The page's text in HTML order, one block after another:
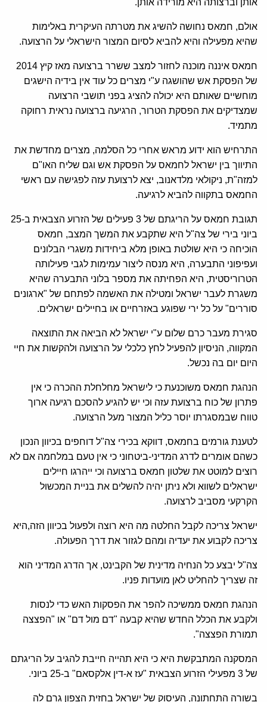
אותן וברצותה היא מורידה אותן.
אולם, חמאס נחושה להשיג את מטרתה העיקרית באלימות
שהיא מפעילה והיא להביא לסיום המצור הישראלי על הרצועה.
חמאס איננה מוכנה לחזור למצב ששרר ברצועה מאז קיץ 2014
של הפסקת אש שהושגה ע"י מצרים כל עוד אין בידיה הישגים
מוחשיים שאותם היא יכולה להציג בפני תושבי הרצועה
שמצדיקים את הפסקת הטרור, הרגיעה ברצועה נראית רחוקה
מתמיד.
התרחיש הוא ידוע מראש אחרי כל הסלמה, מצרים מחדשת את
התיווך בין ישראל לחמאס על הפסקת אש וגם שליח האו"ם
למזה"ת, ניקולאי מלדאנוב, יצא לרצועת עזה לפגישה עם ראשי
החמאס בתקווה להביא לרגיעה.
תגובת חמאס על הריגתם של 3 פעילים של הזרוע הצבאית ב-25
ביוני בירי של צה"ל היא שתקבע את המשך המצב, חמאס
הוכיחה כי היא שולטת באופן מלא ביחידות משגרי הבלונים
ועפיפוני התבערה, היא מנסה ליצור עמימות לגבי פעילותה
הטרוריסטית, היא הפחיתה את מספר בלוני התבערה שהיא
משגרת לעבר ישראל ומטילה את האשמה לפתחם של "ארגונים
סוררים" על כל ירי שפוגע באזרחיים או בחיילים ישראלים.
סגירת מעבר כרם שלום ע"י ישראל לא הביאה את התוצאה
המקווה, הניסיון להפעיל לחץ כלכלי על הרצועה ולהקשות את חיי
היום יום בה נכשל.
הנהגת חמאס משוכנעת כי לישראל מחלחלת ההכרה כי אין
פתרון של כוח ברצועת עזה וכי יש להגיע להסכם רגיעה ארוך
טווח שבמסגרתו יוסר כליל המצור מעל הרצועה.
לטענת גורמים בחמאס, דווקא בכירי צה"ל דוחפים בכיוון הנכון
כשהם אומרים לדרג המדיני-ביטחוני כי אין טעם במלחמה אם לא
רוצים למוטט את שלטון חמאס ברצועה וכי ייהרגו חיילים
ישראלים לשווא ולא ניתן יהיה להשלים את בניית המכשול
הקרקעי מסביב לרצועה.
ישראל צריכה לקבל החלטה מה היא רוצה ולפעול בכיוון הזה,היא
צריכה לקבוע את יעדיה ומהם לגזור את דרך הפעולה.
צה"ל יבצע כל הנחיה מדינית של הקבינט, אך הדרג המדיני הוא
זה שצריך להחליט לאן מועדות פניו.
הנהגת חמאס ממשיכה להפר את הפסקות האש כדי לנסות
ולקבע את הכלל החדש שהיא קבעה "דם מול דם" או "הפצצה
תמורת הפצצה".
המסקנה המתבקשת היא כי היא תהייה חייבת להגיב על הריגתם
של 3 מפעילי הזרוע הצבאית "עז א-דין אלקסאם" ב-25 ביוני.
בשורה התחתונה, העיסוק של ישראל בחזית הצפון גרם לה